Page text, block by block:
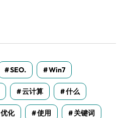
SEO. Win7
云计算 什么
优化 使用 关键词